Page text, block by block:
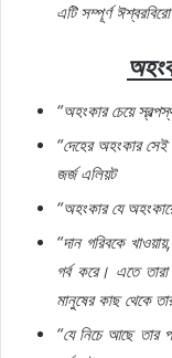
এটি সম্পূর্ণ
“অহংকার চেয়ে
“দেহের অহংকার সেই
জর্জ এলিয়ট
“অহংকার যে
“দান গরিবকে খাওয়ায়,
গর্ব করে। এতে তারা
মানুষের কাছ থেকে
“যে নিচে আছে তার